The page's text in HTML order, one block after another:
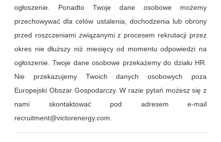
ogłoszenie. Ponadto Twoje dane osobowe możemy
przechowywać dla celów ustalenia, dochodzenia lub obrony
przed roszczeniami związanymi z procesem rekrutacji przez
okres nie dłuższy niż miesięcy od momentu odpowiedzi na
ogłoszenie. Twoje dane osobowe przekażemy do działu HR.
Nie przekazujemy Twoich danych osobowych poza
Europejski Obszar Gospodarczy. W razie pytań możesz się z
nami skontaktować pod adresem e-mail
recruitment@victorenergy.com.